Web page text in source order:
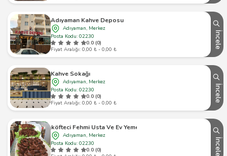
Adıyaman Kahve Deposu
Adıyaman, Merkez
Posta Kodu: 02230
0.0 (0)
Fiyat Aralığı: 0,00 ₺ - 0,00 ₺
İncele
Kahve Sokağı
Adıyaman, Merkez
Posta Kodu: 02230
0.0 (0)
Fiyat Aralığı: 0,00 ₺ - 0,00 ₺
İncele
Çiğköfteci Fehmi Usta Ve Ev Yemekleri
Adıyaman, Merkez
Posta Kodu: 02230
0.0 (0)
İncele